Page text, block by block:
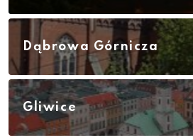
Dąbrowa Górnicza
Gliwice